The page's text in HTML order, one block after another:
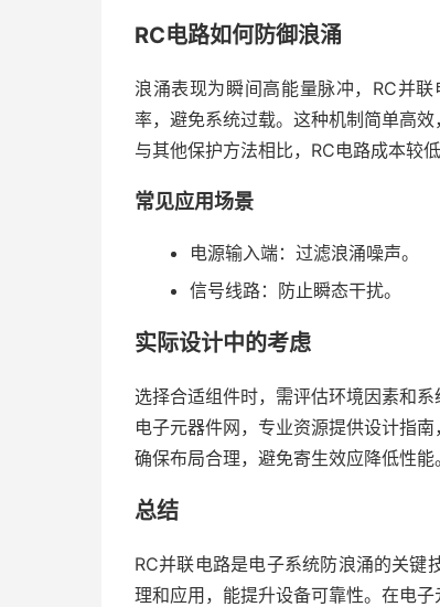
RC电路如何防御浪涌
浪涌表现为瞬间高能量脉冲，RC并
率，避免系统过载。这种机制简单高效
与其他保护方法相比，RC电路成本较低
常见应用场景
电源输入端：过滤浪涌噪声。
信号线路：防止瞬态干扰。
实际设计中的考虑
选择合适组件时，需评估环境因素和
电子元器件网，专业资源提供设计指南
确保布局合理，避免寄生效应降低性能。
总结
RC并联电路是电子系统防浪涌的关键
理和应用，能提升设备可靠性。在电